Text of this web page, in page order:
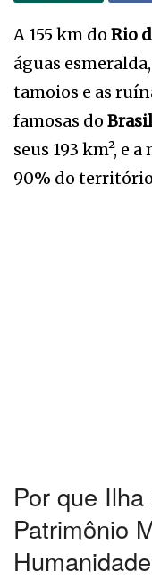
A 155 km do Rio
águas
tamoios e as
famosas do Brasil
seus 193 km², e
90% do
Por que
Patrimônio